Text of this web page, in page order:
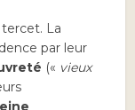
La
par leur
(« vieux